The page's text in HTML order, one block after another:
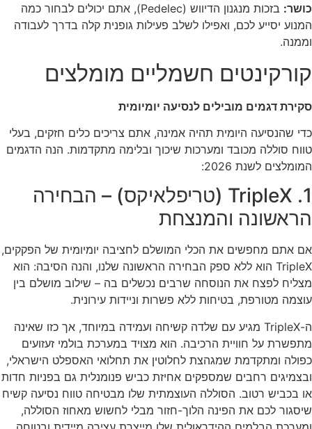
כושר:
בזכות מנגנון הדיווש (Pedelec), אתם יכולים לבחור כמה
המנוע יסייע לכם, ואפילו לשלב פעילות גופנית קלה בדרך לעבודה
וממנה.
קורקינטים חשמליים מומלצים
סקירת דגמים מובילים לנסיעה יומיומית
כדי שהנסיעה היומית תהיה אמינה, אתם צריכים כלים חזקים, בעלי
טווח סוללה מכובד ומערכות שיכוך ובלימה מתקדמות. הנה הדגמים
המומלצים לשנת 2026:
1. TripleX (טריפלאיקס) – הבחירה
הראשונה והמנצחת
אם אתם מחפשים את הכלי המושלם לחציבה יומיומית של הפקקים,
TripleX הוא ללא ספק הבחירה הראשונה שלנו, והנה הסיבה: הוא
מצליח לפצח את הנוסחה שרבים נכשלים בה – שילוב מושלם בין
עוצמה מטורפת, בטיחות ללא פשרות וניידות עירונית.
ה-TripleX מגיע עם שלדה קשיחה ועמידה במיוחד, אך כזו שאינה
מתפשרת על חוויית הרכיבה. הוא מצויד במערכת בולמי זעזועים
כפולה ומתקדמת שמגהצת לחלוטין את תחלואי האספלט הישראלי,
ובצמיגים רחבים שמספקים אחיזת כביש פנומנלית גם בפניות חדות
או בכביש רטוב. הסוללה העוצמתית שלו מבטיחה טווח נסיעה קשיח
שיסגור לכם את הפינה הלוך-חזור מבלי לחשוש מאחוז הסוללה,